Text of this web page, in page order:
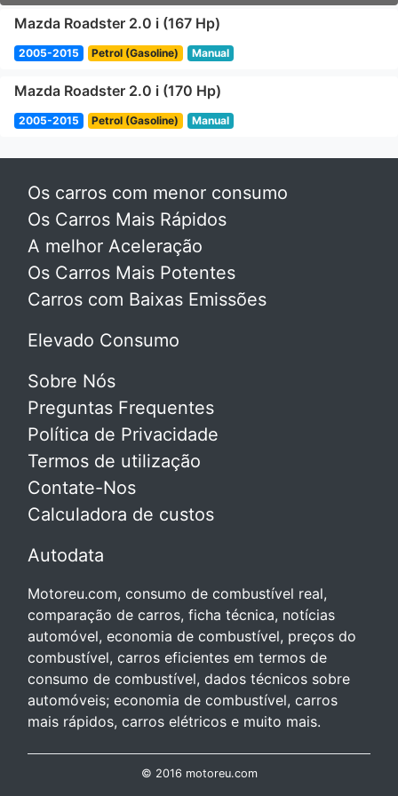
Mazda Roadster 2.0 i (167 Hp)
2005-2015 Petrol (Gasoline) Manual
Mazda Roadster 2.0 i (170 Hp)
2005-2015 Petrol (Gasoline) Manual
Os carros com menor consumo
Os Carros Mais Rápidos
A melhor Aceleração
Os Carros Mais Potentes
Carros com Baixas Emissões
Elevado Consumo
Sobre Nós
Preguntas Frequentes
Política de Privacidade
Termos de utilização
Contate-Nos
Calculadora de custos
Autodata
Motoreu.com, consumo de combustível real,
comparação de carros, ficha técnica, notícias
automóvel, economia de combustível, preços do
combustível, carros eficientes em termos de
consumo de combustível, dados técnicos sobre
automóveis; economia de combustível, carros
mais rápidos, carros elétricos e muito mais.
© 2016 motoreu.com